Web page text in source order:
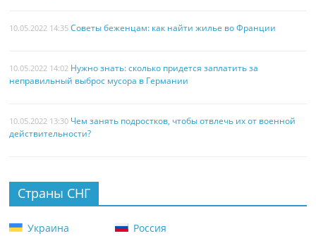
10.05.2022 14:35 Советы беженцам: как найти жилье во Франции
10.05.2022 14:02 Нужно знать: сколько придется заплатить за
неправильный выброс мусора в Германии
10.05.2022 13:30 Чем занять подростков, чтобы отвлечь их от военной
действительности?
Страны СНГ
Украина
Россия